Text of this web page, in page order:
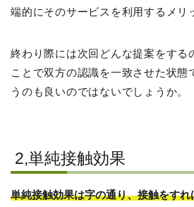
端的にそのサービスを利用するメリ
終わり際には次回どんな提案をする
ことで双方の認識を一致させた状態
うのも良いのではないでしょうか。
2,単純接触効果
単純接触効果は字の通り、接触をす